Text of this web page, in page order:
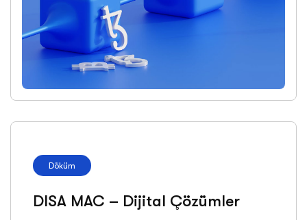
Döküm
DISA MAC – Dijital Çözümler